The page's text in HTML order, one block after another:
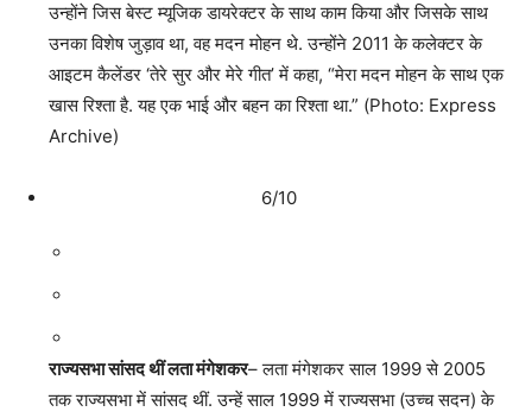
उन्होंने जिस बेस्ट म्यूजिक डायरेक्टर के साथ काम किया और जिसके साथ
उनका विशेष जुड़ाव था, वह मदन मोहन थे. उन्होंने 2011 के कलेक्टर के
आइटम कैलेंडर ‘तेरे सुर और मेरे गीत’ में कहा, “मेरा मदन मोहन के साथ एक
खास रिश्ता है. यह एक भाई और बहन का रिश्ता था.” (Photo: Express
Archive)
6/10
राज्यसभा सांसद थीं लता मंगेशकर– लता मंगेशकर साल 1999 से 2005
तक राज्यसभा में सांसद थीं. उन्हें साल 1999 में राज्यसभा (उच्च सदन) के